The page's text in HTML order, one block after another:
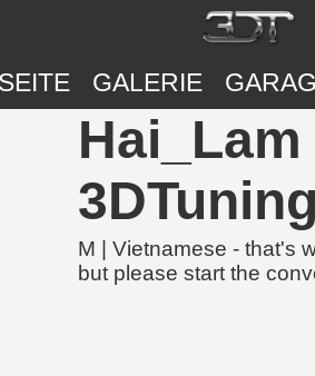
GALERIE
3DTuning
M | Vietnamese - that's
but please start the